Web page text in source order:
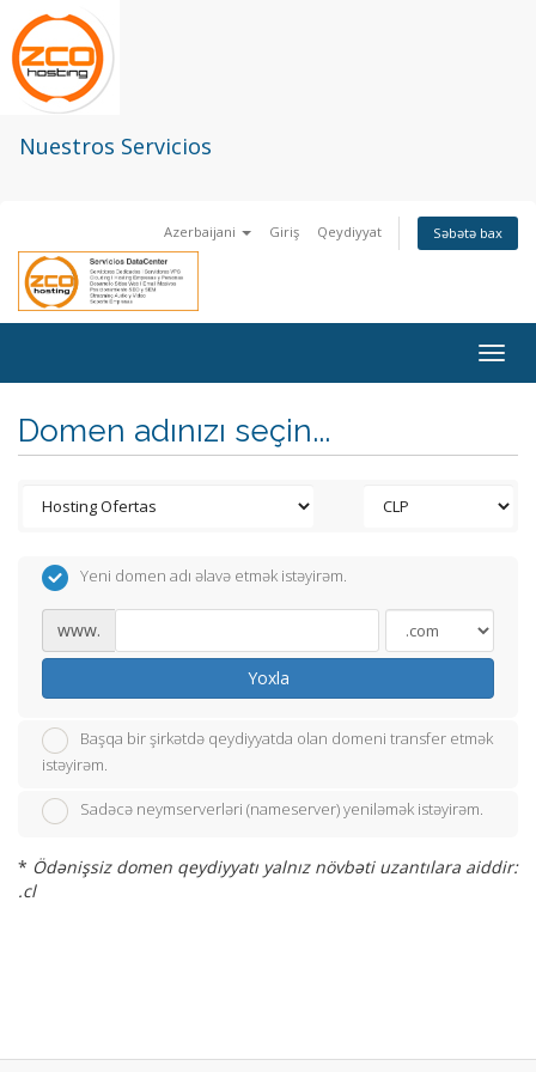
Nuestros Servicios
Azerbaijani Giriş Qeydiyyat Səbətə bax
Domen adınızı seçin...
Yeni domen adı əlavə etmək istəyirəm.
www.
Yoxla
Başqa bir şirkətdə qeydiyyatda olan domeni transfer etmək
istəyirəm.
Sadəcə neymserverləri (nameserver) yeniləmək istəyirəm.
* Ödənişsiz domen qeydiyyatı yalnız növbəti uzantılara aiddir:
.cl